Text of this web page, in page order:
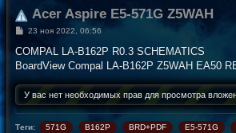
Acer Aspire E5-571G Z5WAH
С
о
щ
н
и
е
23 ноя 2022, 06:56
COMPAL LA-B162P R0.3 SCHEMATICS
BoardView Compal LA-B162P Z5WAH EA50
У вас нет необходимых прав для просмотра
Теги: 571G B162P BRD+PDF E5-571G